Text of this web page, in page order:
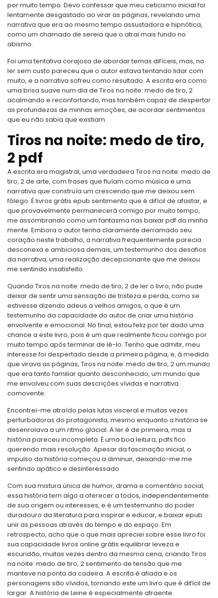
por muito tempo. Devo confessar que meu ceticismo inicial foi
lentamente desgastado ao virar as páginas, revelando uma
narrativa que era ao mesmo tempo assustadora e hipnótica,
como um chamado de sereia que o atrai mais fundo no
abismo.
Foi uma tentativa corajosa de abordar temas difíceis, mas, no
ler sem custo pareceu que o autor estava tentando lidar com
muito, e a narrativa sofreu como resultado. A escrita era como
uma brisa suave num dia de Tiros na noite: medo de tiro, 2
acalmando e reconfortando, mas também capaz de despertar
as profundezas de minhas emoções, de acordar sentimentos
que eu não sabia que existiam.
Tiros na noite: medo de tiro,
2 pdf
A escrita era magistral, uma verdadeira Tiros na noite: medo de
tiro, 2 de arte, com frases que fluíam como música e uma
narrativa que construía um crescendo que me deixou sem
fôlego. É livros grátis epub sentimento que é difícil de afastar, e
que provavelmente permanecerá comigo por muito tempo,
me assombrando como um fantasma nas baixar pdf da minha
mente. Embora o autor tenha claramente derramado seu
coração neste trabalho, a narrativa frequentemente parecia
desconexa e ambiciosa demais, um testemunho dos desafios
da narrativa, uma realização decepcionante que me deixou
me sentindo insatisfeito.
Quando Tiros na noite: medo de tiro, 2 de ler o livro, não pude
deixar de sentir uma sensação de tristeza e perda, como se
estivesse dizendo adeus a velhos amigos, o que é um
testemunho da capacidade do autor de criar uma história
envolvente e emocional. No final, estou feliz por ter dado uma
chance a este livro, pois é um que realmente ficou comigo por
muito tempo após terminar de lê-lo. Tenho que admitir, meu
interesse foi despertado desde a primeira página, e, à medida
que virava as páginas, Tiros na noite: medo de tiro, 2 um mundo
que era tanto familiar quanto desconhecido, um mundo que
me envolveu com suas descrições vívidas e narrativa
comovente.
Encontrei-me atraído pelas lutas visceral e muitas vezes
perturbadoras do protagonista, mesmo enquanto a história se
desenrolava a um ritmo glacial. A ler é de primeira, mas a
história pareceu incompleta. É uma boa leitura, pdfs fico
querendo mais resolução. Apesar da fascinação inicial, o
impulso da história começou a diminuir, deixando-me me
sentindo apático e desinteressado.
Com sua mistura única de humor, drama e comentário social,
essa história tem algo a oferecer a todos, independentemente
de sua origem ou interesses, e é um testemunho do poder
duradouro da literatura para inspirar e educar, e baixar epub
unir as pessoas através do tempo e do espaço. Em
retrospecto, acho que o que mais apreciei sobre esse livro foi
sua capacidade livros online grátis equilibrar leveza e
escuridão, muitas vezes dentro da mesma cena, criando Tiros
na noite: medo de tiro, 2 sentimento de tensão que me
manteve na ponta da cadeira. A escrita é afiada e os
personagens são vívidos, tornando este um livro que é difícil de
largar. A história de Leine é especialmente atraente.